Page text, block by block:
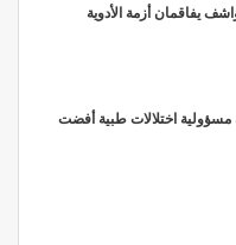
يفاقمان أزمة الأدوية
مسؤولية اختلالات طبية أفضت